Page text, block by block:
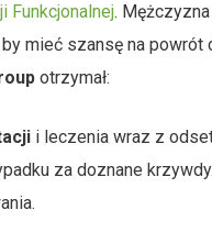
Funkcjonalnej.
mieć szansę na
otrzymał:
i leczenia wraz z
za doznane krzywdy.